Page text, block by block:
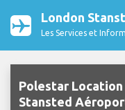
London
Les Services et
Polestar
Stansted